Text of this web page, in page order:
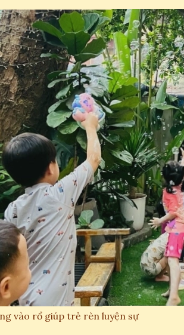
vào rổ giúp trẻ rèn luyện sự